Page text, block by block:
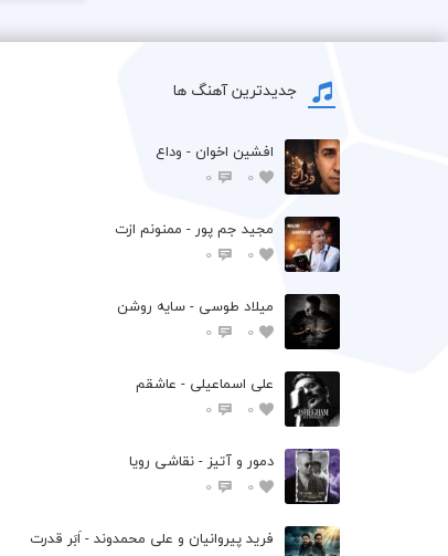
جدیدترین آهنگ ها
افشين اخوان - وداع
0
0
مجید جم پور - ممنونم ازت
0
0
میلاد طوسی - سایه روشن
0
0
علی اسماعیلی - عاشقم
0
0
دمور و آتیز - نقاشی رویا
0
0
فرید پیروانیان و علی محمدوند - اَبَر قدرت